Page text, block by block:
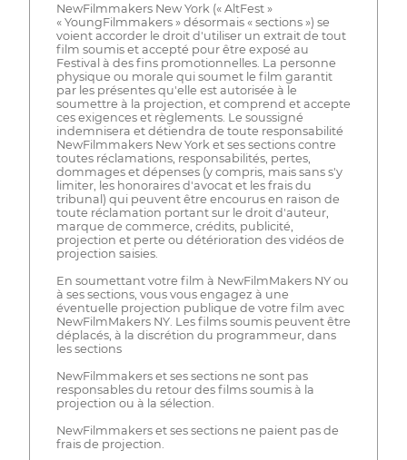
NewFilmmakers New York (« AltFest »
« YoungFilmmakers » désormais « sections ») se
voient accorder le droit d'utiliser un extrait de tout
film soumis et accepté pour être exposé au
Festival à des fins promotionnelles. La personne
physique ou morale qui soumet le film garantit
par les présentes qu'elle est autorisée à le
soumettre à la projection, et comprend et accepte
ces exigences et règlements. Le soussigné
indemnisera et détiendra de toute responsabilité
NewFilmmakers New York et ses sections contre
toutes réclamations, responsabilités, pertes,
dommages et dépenses (y compris, mais sans s'y
limiter, les honoraires d'avocat et les frais du
tribunal) qui peuvent être encourus en raison de
toute réclamation portant sur le droit d'auteur,
marque de commerce, crédits, publicité,
projection et perte ou détérioration des vidéos de
projection saisies.
En soumettant votre film à NewFilmMakers NY ou
à ses sections, vous vous engagez à une
éventuelle projection publique de votre film avec
NewFilmMakers NY. Les films soumis peuvent être
déplacés, à la discrétion du programmeur, dans
les sections
NewFilmmakers et ses sections ne sont pas
responsables du retour des films soumis à la
projection ou à la sélection.
NewFilmmakers et ses sections ne paient pas de
frais de projection.